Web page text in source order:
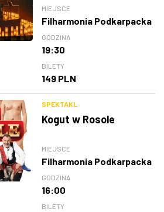
MIEJSCE
Filharmonia Podkarpacka
GODZINA
19:30
BILETY
149 PLN
SPEKTAKL
Kogut w Rosole
MIEJSCE
Filharmonia Podkarpacka
GODZINA
16:00
BILETY